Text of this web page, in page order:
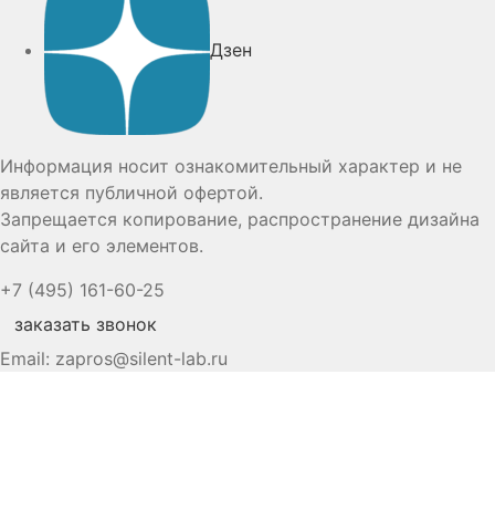
Дзен
Информация носит ознакомительный характер и не
является публичной офертой.
Запрещается копирование, распространение дизайна
сайта и его элементов.
+7 (495) 161-60-25
заказать звонок
Email: zapros@silent-lab.ru